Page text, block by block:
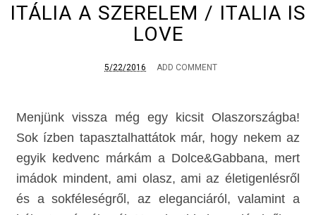
ITÁLIA A SZERELEM / ITALIA IS
LOVE
5/22/2016 ADD COMMENT
Menjünk vissza még egy kicsit Olaszországba!
Sok ízben tapasztalhattátok már, hogy nekem az
egyik kedvenc márkám a Dolce&Gabbana, mert
imádok mindent, ami olasz, ami az életigenlésről
és a sokféleségről, az eleganciáról, valamint a